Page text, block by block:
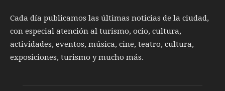
Cada día publicamos las últimas noticias de la ciudad,
con especial atención al turismo, ocio, cultura,
actividades, eventos, música, cine, teatro, cultura,
exposiciones, turismo y mucho más.